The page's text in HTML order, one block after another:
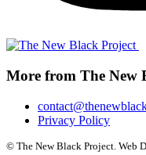
More from The New
Privacy Policy
© The New Black Project. Web